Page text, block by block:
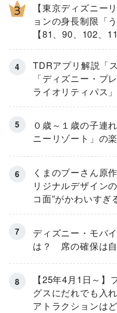
【東京ディズニー
ョンの身長制限「
【81、90、102、
TDRアプリ解説「
「ディズニー・プ
ライオリティパス
とは
０歳～１歳の子連
ニーリゾート」の
くまのプーさん原
リジナルデザイン
コ面”がかわいす
ディズニー・モバ
は？ 席の確保は自
【25年4月1日～】
グスにだれでも入
アトラクションは